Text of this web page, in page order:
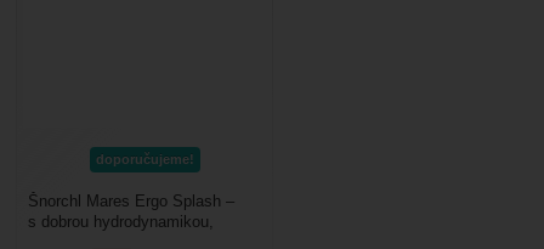
doporučujeme!
Šnorchl Mares Ergo Splash –
s dobrou hydrodynamikou,